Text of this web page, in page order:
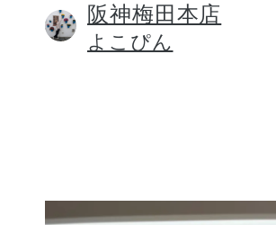
阪神梅田本店
よこぴん